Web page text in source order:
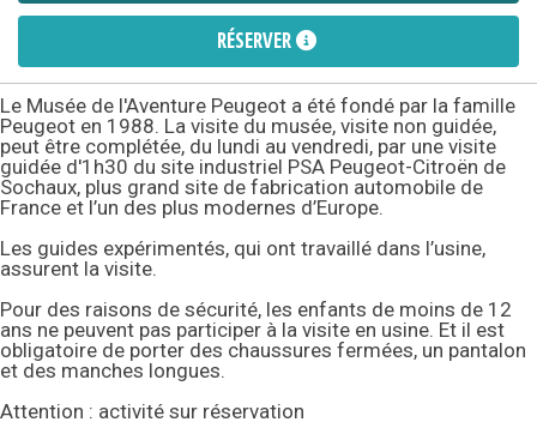
RÉSERVER
Le Musée de l'Aventure Peugeot a été fondé par la famille
Peugeot en 1988. La visite du musée, visite non guidée,
peut être complétée, du lundi au vendredi, par une visite
guidée d'1h30 du site industriel PSA Peugeot-Citroën de
Sochaux, plus grand site de fabrication automobile de
France et l’un des plus modernes d’Europe.
Les guides expérimentés, qui ont travaillé dans l’usine,
assurent la visite.
Pour des raisons de sécurité, les enfants de moins de 12
ans ne peuvent pas participer à la visite en usine. Et il est
obligatoire de porter des chaussures fermées, un pantalon
et des manches longues.
Attention : activité sur réservation